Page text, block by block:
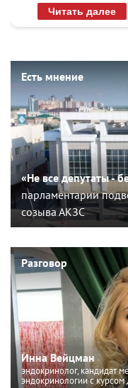
Читать далее
Есть мнение
«Не все депутаты -
парламентарии
созыва АКЗС
Разговор
Инна Вейцман
эндокринолог, кандидат
эндокринологии с